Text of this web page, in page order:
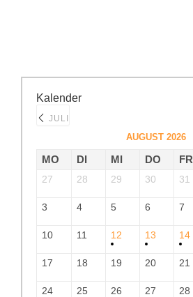
Kalender
JULI
AUGUST 2026
MO DI MI DO FR
27 28 29 30 31
3 4 5 6 7
10 11 12 13 14
17 18 19 20 21
24 25 26 27 28